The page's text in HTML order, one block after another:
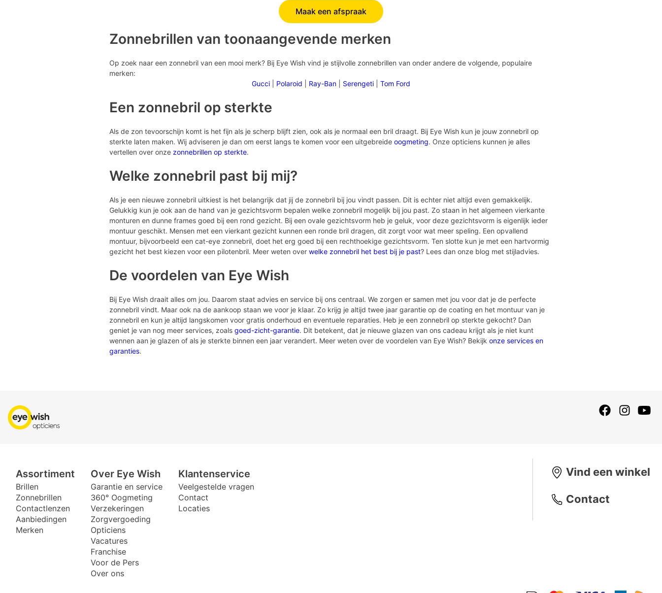
Maak een afspraak
Zonnebrillen van toonaangevende merken
Op zoek naar een zonnebril van een mooi merk? Bij Eye Wish vind je stijlvolle zonnebrillen van onder andere de volgende, populaire
merken:
Gucci
Polaroid Ray-Ban Serengeti Tom Ford
Een zonnebril op sterkte
Als de zon tevoorschijn komt is het fijn als je scherp blijft zien, ook als je normaal een bril draagt. Bij Eye Wish kun je jouw zonnebril op
sterkte laten maken. Wij adviseren je dan om eerst langs te komen voor een uitgebreide oogmeting. Onze opticiens kunnen je alles
vertellen over onze zonnebrillen op sterkte.
Welke zonnebril past bij mij?
Als je een nieuwe zonnebril uitkiest is het belangrijk dat jij de zonnebril bij jou vindt passen. Dit is echter niet altijd even gemakkelijk.
Gelukkig kun je ook aan de hand van je gezichtsvorm bepalen welke zonnebril mogelijk bij jou past. Zo staan in het algemeen vierkante
monturen en dunne frames goed bij een rond gezicht. Bij een ovale gezichtsvorm heb je geluk, voor deze gezichtsvorm is eigenlijk ieder
montuur geschikt. Mensen met een vierkant gezicht kunnen een ronde bril dragen, dit zorgt voor wat meer speling. Een opvallend
montuur, bijvoorbeeld een cat-eye zonnebril, doet het erg goed bij een rechthoekige gezichtsvorm. Ten slotte kun je met een hartvormig
gezicht het best kiezen voor een pilotenbril. Meer weten over welke zonnebril het best bij je past? Lees dan onze blog met stijladvies.
De voordelen van Eye Wish
Bij Eye Wish draait alles om jou. Daarom staat advies en service bij ons centraal. We zorgen er samen met jou voor dat je de perfecte
zonnebril vindt. Maar ook na de aankoop staan we voor je klaar. Zo krijg je altijd twee jaar garantie op de coating en het montuur van je
zonnebril en kun je altijd langskomen voor gratis onderhoud en eventuele reparaties. Heb je een zonnebril op sterkte gekocht? Dan
geniet je van nog meer services, zoals goed-zicht-garantie. Dit betekent, dat je nieuwe glazen van ons cadeau krijgt als je niet kunt
wennen aan je glazen of als je sterkte binnen een jaar verandert. Meer weten over de voordelen van Eye Wish? Bekijk onze services en
garanties.
Assortiment
Brillen
Zonnebrillen
Contactlenzen
Aanbiedingen
Merken
Over Eye Wish
Garantie en service
360° Oogmeting
Verzekeringen
Zorgvergoeding
Opticiens
Vacatures
Franchise
Voor de Pers
Over ons
Klantenservice
Veelgestelde vragen
Contact
Locaties
Vind een winkel
Contact